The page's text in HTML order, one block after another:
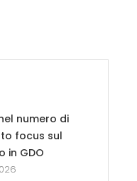
numero di
focus sul
in GDO